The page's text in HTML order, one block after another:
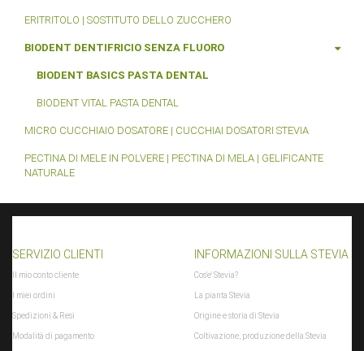
ERITRITOLO | SOSTITUTO DELLO ZUCCHERO
BIODENT DENTIFRICIO SENZA FLUORO
BIODENT BASICS PASTA DENTAL
BIODENT VITAL PASTA DENTAL
MICRO CUCCHIAIO DOSATORE | CUCCHIAI DOSATORI STEVIA
PECTINA DI MELE IN POLVERE | PECTINA DI MELA | GELIFICANTE
NATURALE
SERVIZIO CLIENTI
Il mio conto cliente
I miei ordini
Spedizioni & Resi
Modalità di pagamento
INFORMAZIONI SULLA STEVIA
Cos'e' Stevia?
La pianta Stevia
Origine e storia di Stevia
Coltivazione, produzione della Stevia